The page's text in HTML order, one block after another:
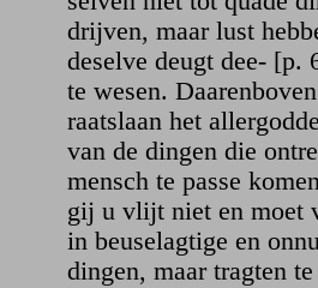
drijven, maar lust
deselve deugt dee- [p.
te wesen.
raatslaan het
van de dingen die
mensch te passe
gij u vlijt niet en moet
in beuselagtige en
dingen, maar tragten